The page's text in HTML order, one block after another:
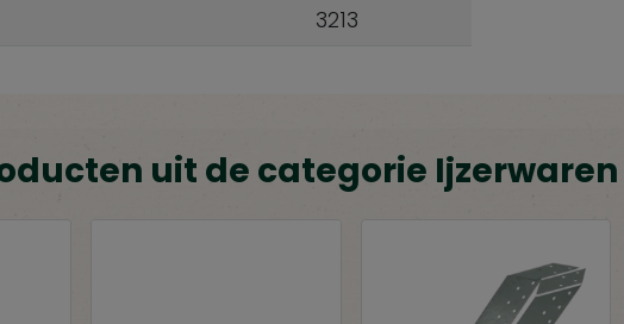
3213
uit de categorie Ijzerwaren